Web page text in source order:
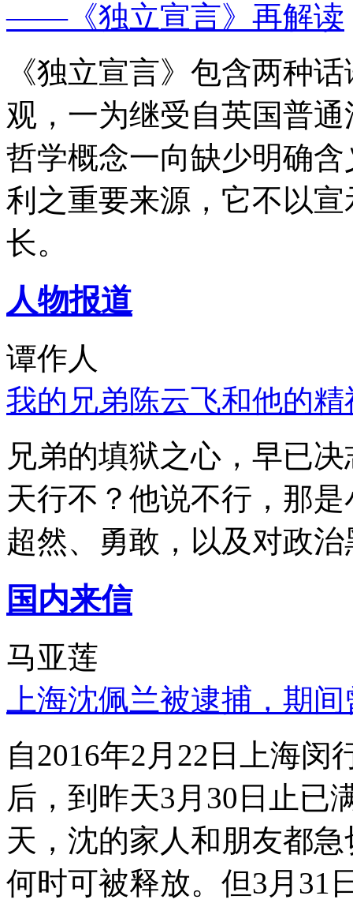
——《独立宣言》再解读
《独立宣言》包含两种
观，一为继受自英国普
哲学概念一向缺少明确
利之重要来源，它不以
长。
人物报道
谭作人
我的兄弟陈云飞和他的
兄弟的填狱之心，早已
天行不？他说不行，那
超然、勇敢，以及对政
国内来信
马亚莲
上海沈佩兰被逮捕，期
自2016年2月22日上海
后，到昨天3月30日止已
天，沈的家人和朋友都
何时可被释放。但3月31